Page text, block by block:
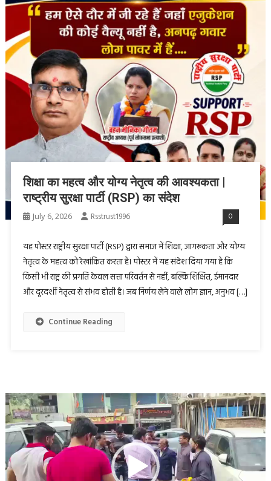
शिक्षा का महत्व और योग्य नेतृत्व की आवश्यकता |
राष्ट्रीय सुरक्षा पार्टी (RSP) का संदेश
July 6, 2026 Rsstrust1996 0
यह पोस्टर राष्ट्रीय सुरक्षा पार्टी (RSP) द्वारा समाज में शिक्षा, जागरूकता और योग्य
नेतृत्व के महत्व को रेखांकित करता है। पोस्टर में यह संदेश दिया गया है कि
किसी भी राष्ट्र की प्रगति केवल सत्ता परिवर्तन से नहीं, बल्कि शिक्षित, ईमानदार
और दूरदर्शी नेतृत्व से संभव होती है। जब निर्णय लेने वाले लोग ज्ञान, अनुभव […]
Continue Reading
Video
Player